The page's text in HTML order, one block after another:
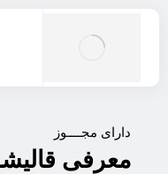
دارای مجــــوز
معرفی